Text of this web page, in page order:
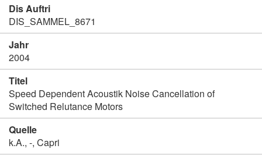
Dis Auftri
DIS_SAMMEL_8671
Jahr
2004
Titel
Speed Dependent Acoustik Noise Cancellation of
Switched Relutance Motors
Quelle
k.A., -, Capri